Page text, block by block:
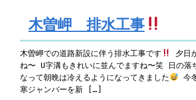
木曽岬 排水工事
木曽岬での道路新設に伴う排水工事です
夕日
ね〜 U字溝もきれいに並んでますね〜笑 日の落
なって朝晩は冷えるようになってきました
今
寒ジャンバーを新 […]